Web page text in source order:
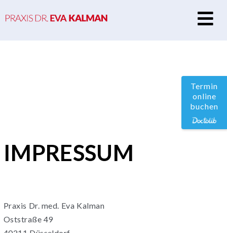
IMPRESSUM
Praxis Dr. med. Eva Kalman
Oststraße 49
Termin
online
buchen